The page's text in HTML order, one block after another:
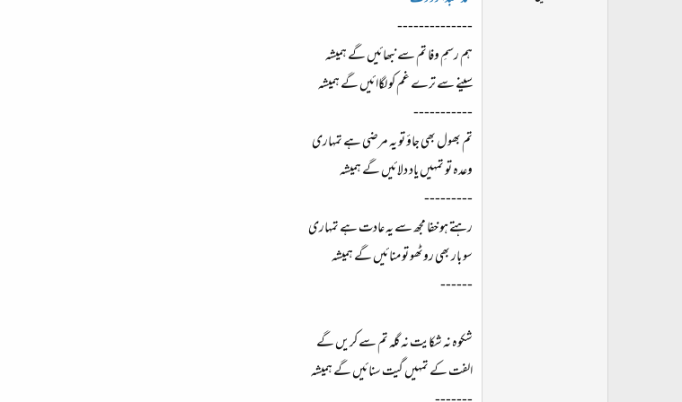
--------------
ہم رسمِ وفا تم سے نبھائیں گے ہمیشہ
سینے سے ترے غم کو لگاائیں گے ہمیشہ
-----------
تم بھول بھی جاؤ تو یہ مرضی ہے تمہاری
وعدہ تو تمہیں یاد دلائیں گے ہمیشہ
---------
رہتے ہو خفا مجھ سے یہ عادت ہے تمہاری
سو بار بھی روٹھو تو منائیں گے ہمیشہ
------
شکوہ نہ شکایت نہ گلہ تم سے کریں گے
الفت کے تمہیں گیت سنائیں گے ہمیشہ